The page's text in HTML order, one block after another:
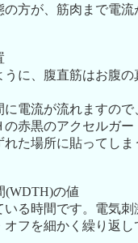
方が、筋肉まで電
に、腹直筋はお腹
電流が流れますの
赤黒のアクセルガ
た場所に貼ってし
(WDTH)の値
る時間です。電気
フを細かく繰り返